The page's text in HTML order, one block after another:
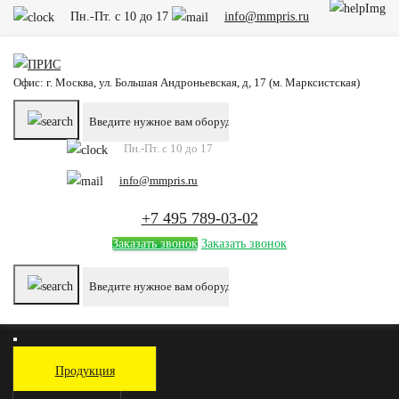
Пн.-Пт. с 10 до 17 info@mmpris.ru
Офис: г. Москва, ул. Большая Андроньевская, д, 17 (м. Марксистская)
Пн.-Пт. с 10 до 17
info@mmpris.ru
+7 495 789-03-02
Заказать звонок Заказать звонок
Продукция